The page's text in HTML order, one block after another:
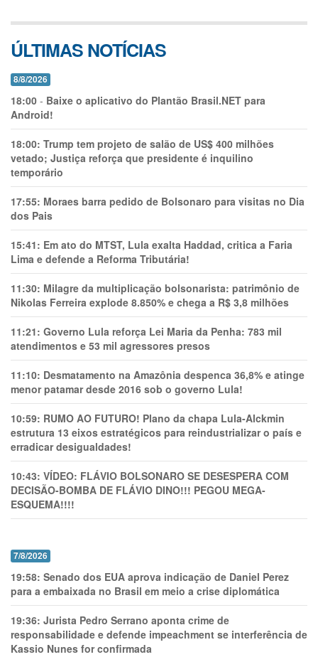
ÚLTIMAS NOTÍCIAS
8/8/2026
18:00 - Baixe o aplicativo do Plantão Brasil.NET para
Android!
18:00: Trump tem projeto de salão de US$ 400 milhões
vetado; Justiça reforça que presidente é inquilino
temporário
17:55: Moraes barra pedido de Bolsonaro para visitas no Dia
dos Pais
15:41: Em ato do MTST, Lula exalta Haddad, critica a Faria
Lima e defende a Reforma Tributária!
11:30: Milagre da multiplicação bolsonarista: patrimônio de
Nikolas Ferreira explode 8.850% e chega a R$ 3,8 milhões
11:21: Governo Lula reforça Lei Maria da Penha: 783 mil
atendimentos e 53 mil agressores presos
11:10: Desmatamento na Amazônia despenca 36,8% e atinge
menor patamar desde 2016 sob o governo Lula!
10:59: RUMO AO FUTURO! Plano da chapa Lula-Alckmin
estrutura 13 eixos estratégicos para reindustrializar o país e
erradicar desigualdades!
10:43: VÍDEO: FLÁVIO BOLSONARO SE DESESPERA COM
DECISÃO-BOMBA DE FLÁVIO DINO!!! PEGOU MEGA-
ESQUEMA!!!!
7/8/2026
19:58: Senado dos EUA aprova indicação de Daniel Perez
para a embaixada no Brasil em meio a crise diplomática
19:36: Jurista Pedro Serrano aponta crime de
responsabilidade e defende impeachment se interferência de
Kassio Nunes for confirmada